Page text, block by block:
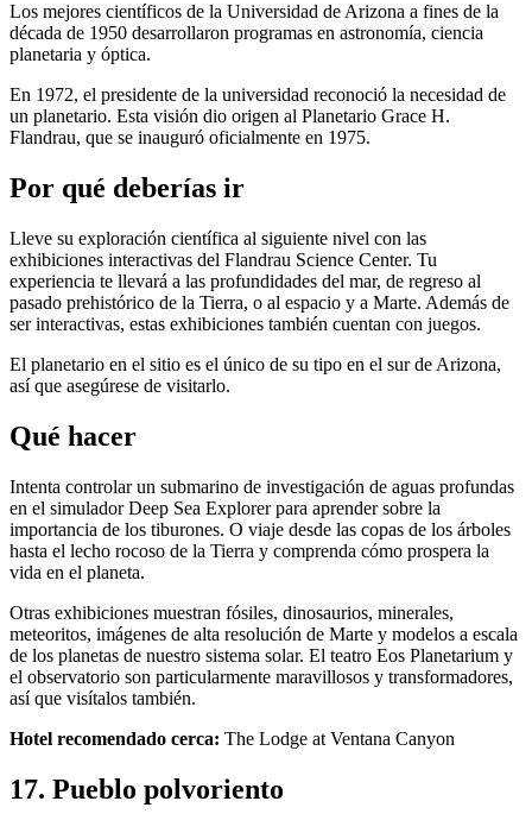
Los mejores científicos de la Universidad de Arizona a fines de la
década de 1950 desarrollaron programas en astronomía, ciencia
planetaria y óptica.
En 1972, el presidente de la universidad reconoció la necesidad de
un planetario. Esta visión dio origen al Planetario Grace H.
Flandrau, que se inauguró oficialmente en 1975.
Por qué deberías ir
Lleve su exploración científica al siguiente nivel con las
exhibiciones interactivas del Flandrau Science Center. Tu
experiencia te llevará a las profundidades del mar, de regreso al
pasado prehistórico de la Tierra, o al espacio y a Marte. Además de
ser interactivas, estas exhibiciones también cuentan con juegos.
El planetario en el sitio es el único de su tipo en el sur de Arizona,
así que asegúrese de visitarlo.
Qué hacer
Intenta controlar un submarino de investigación de aguas profundas
en el simulador Deep Sea Explorer para aprender sobre la
importancia de los tiburones. O viaje desde las copas de los árboles
hasta el lecho rocoso de la Tierra y comprenda cómo prospera la
vida en el planeta.
Otras exhibiciones muestran fósiles, dinosaurios, minerales,
meteoritos, imágenes de alta resolución de Marte y modelos a escala
de los planetas de nuestro sistema solar. El teatro Eos Planetarium y
el observatorio son particularmente maravillosos y transformadores,
así que visítalos también.
Hotel recomendado cerca: The Lodge at Ventana Canyon
17. Pueblo polvoriento